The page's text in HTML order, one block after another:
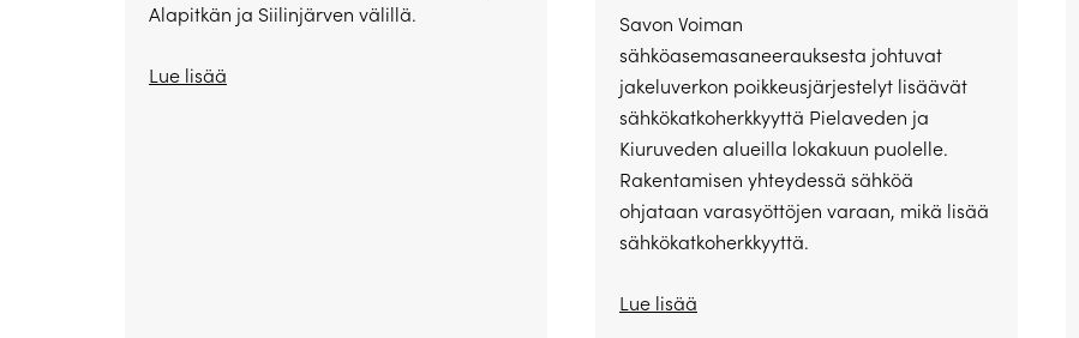
Alapitkän ja Siilinjärven välillä.
Lue lisää
Savon Voiman
sähköasemasaneerauksesta johtuvat
jakeluverkon poikkeusjärjestelyt lisäävät
sähkökatkoherkkyyttä Pielaveden ja
Kiuruveden alueilla lokakuun puolelle.
Rakentamisen yhteydessä sähköä
ohjataan varasyöttöjen varaan, mikä lisää
sähkökatkoherkkyyttä.
Lue lisää